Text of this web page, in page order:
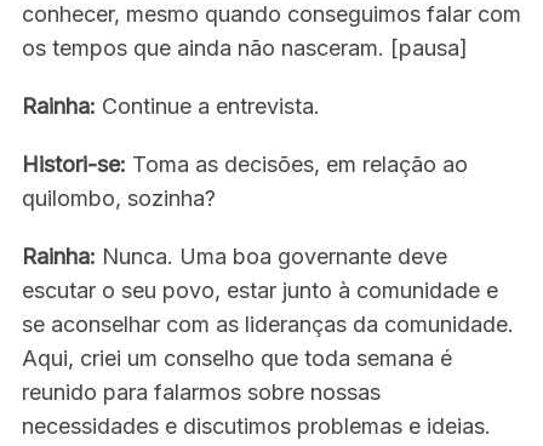
conhecer, mesmo quando conseguimos falar com
os tempos que ainda não nasceram. [pausa]
Rainha: Continue a entrevista.
Histori-se: Toma as decisões, em relação ao
quilombo, sozinha?
Rainha: Nunca. Uma boa governante deve
escutar o seu povo, estar junto à comunidade e
se aconselhar com as lideranças da comunidade.
Aqui, criei um conselho que toda semana é
reunido para falarmos sobre nossas
necessidades e discutimos problemas e ideias.
a
r
h
f
: